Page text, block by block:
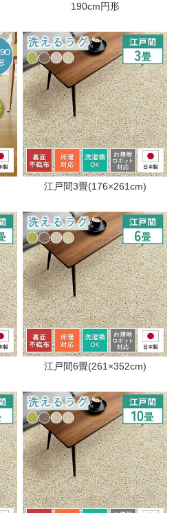
190cm円形
江戸間3畳(176×261cm)
江戸間6畳(261×352cm)